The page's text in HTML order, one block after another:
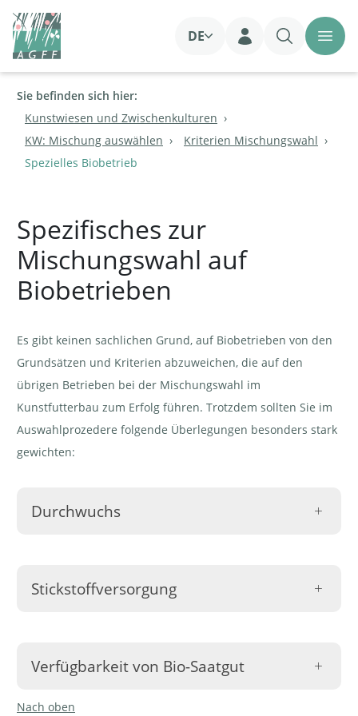
DE
Login
Sie befinden sich hier:
Kunstwiesen und Zwischenkulturen
KW: Mischung auswählen
Kriterien Mischungswahl
Spezielles Biobetrieb
Spezifisches zur
Mischungswahl auf
Biobetrieben
Es gibt keinen sachlichen Grund, auf Biobetrieben von den
Grundsätzen und Kriterien abzuweichen, die auf den
übrigen Betrieben bei der Mischungswahl im
Kunstfutterbau zum Erfolg führen. Trotzdem sollten Sie im
Auswahlprozedere folgende Überlegungen besonders stark
gewichten:
Durchwuchs
oder anderen Massnahmen nicht eliminieren lässt
Besonders dasItalienische Raigras, teils auch die
Nutzungsjahren oft mit mechanischen Mitteln nicht
Stickstoffversorgung
Pflanzenbau stark mitentscheidend für gute Erträge.
Verfügbarkeit von Bio-Saatgut
Grundsätzlich soll auf Biobetrieben biologisch
Nach oben